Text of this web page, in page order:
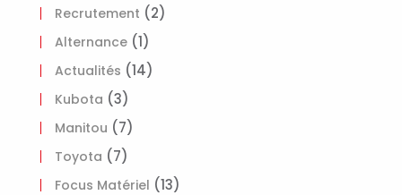
Recrutement (2)
Alternance (1)
Actualités (14)
Kubota (3)
Manitou (7)
Toyota (7)
Focus Matériel (13)